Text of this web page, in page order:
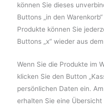
können Sie dieses
Buttons „in den
Produkte können Sie
Buttons „x“ wieder aus
Wenn Sie die Produkte im
klicken Sie den Button
persönlichen Daten ein.
erhalten Sie eine